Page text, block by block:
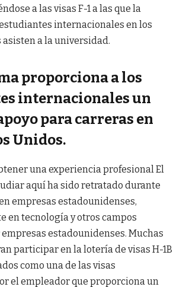
a las visas F-1 a las que la
internacionales en los
asisten a la universidad.
proporciona a los
internacionales un
para carreras en
Unidos.
una experiencia profesionalEl
aquí ha sido retratado durante
empresas estadounidenses,
en tecnología y otros campos
estadounidenses. Muchas
participar en la lotería de visas H-1B
como una de las visas
el empleador que proporciona un